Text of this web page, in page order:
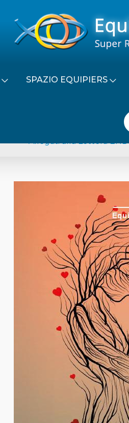
SPAZIO EQUIPIERS
Allegati alla Lettera END